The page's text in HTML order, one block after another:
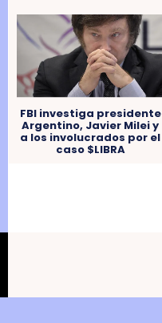
FBI investiga presidente
Argentino, Javier Milei y
a los involucrados por el
caso $LIBRA